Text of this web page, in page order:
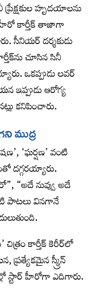
ప్రేక్షకుల హృదయాలను
హీరో కార్తీక్ తాజాగా
సీనియర్ దర్శకుడు
చూసిన సినీ
ఒకప్పుడు లవర్
ఆరోగ్య
కనిపించారు.
ముద్ర
‘ఘర్షణ’ వంటి
దగ్గరయ్యారు.
“అదే నువ్వు అదే
పాటలు వినగానే
చిత్రం కార్తీక్ కెరీర్‌లో
స్క్రీన్
స్టార్ హీరోగా ఎదిగారు.